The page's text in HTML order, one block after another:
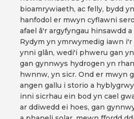
bioamrywiaeth, ac felly, bydd
hanfodol er mwyn cyflawni
afael â'r argyfyngau hinsawdd
Rydym yn ymrwymedig iawn
ynni glân, wedi'i phweru gan
gan gynnwys hydrogen yn
hwnnw, yn sicr. Ond er mwyn
angen gallu i storio a
inni sicrhau ein bod yn cael
ar ddiwedd ei hoes, gan